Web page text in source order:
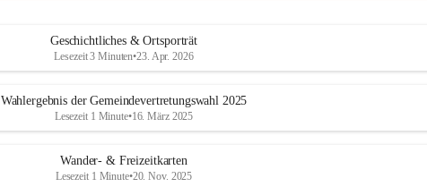
Geschichtliches & Ortsporträt
Lesezeit 3 Minuten•23. Apr. 2026
Wahlergebnis der Gemeindevertretungswahl 2025
Lesezeit 1 Minute•16. März 2025
Wander- & Freizeitkarten
Lesezeit 1 Minute•20. Nov. 2025